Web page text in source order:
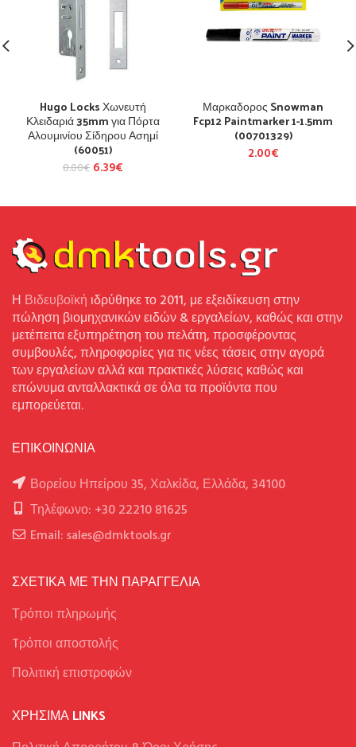
Hugo Locks Χωνευτή
Κλειδαριά 35mm για Πόρτα
Αλουμινίου Σίδηρου Ασημί
(60051)
8.00€ 6.39€
Μαρκαδορος Snowman
Fcp12 Paintmarker 1-1.5mm
(00701329)
2.00€
Η Βιδευβοϊκή ιδρύθηκε το 2011, με εξειδίκευση στην
πώληση βιομηχανικών ειδών & εργαλείων, καθώς και στην
μετέπειτα εξυπηρέτηση του πελάτη, προσφέροντας
συμβουλές, πληροφορίες για τις νέες τάσεις στην αγορά
των εργαλείων αλλά και πρακτικές λύσεις καθώς και
επώνυμα ανταλλακτικά σε όλα τα προϊόντα που
εμπορεύεται.
ΕΠΙΚΟΙΝΩΝΙΑ
Βορείου Ηπείρου 35, Χαλκίδα, Ελλάδα, 34100
Τηλέφωνο: +30 22210 81625
Email: sales@dmktools.gr
ΣΧΕΤΙΚΑ ΜΕ ΤΗΝ ΠΑΡΑΓΓΕΛΙΑ
Τρόποι πληρωμής
Tρόποι αποστολής
Πολιτική επιστροφών
ΧΡΉΣΙΜΑ LINKS